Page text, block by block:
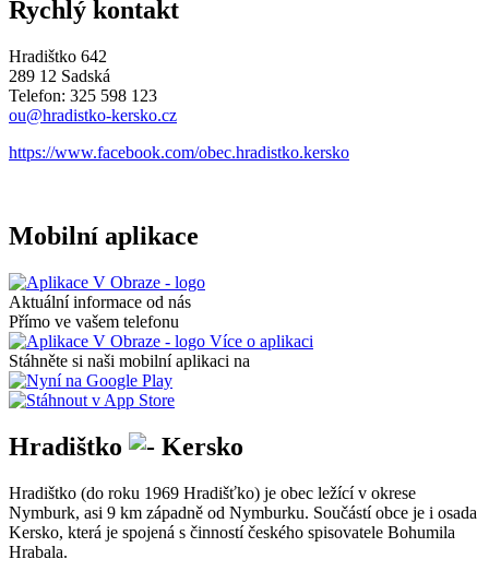
Rychlý kontakt
Hradištko 642
289 12 Sadská
Telefon: 325 598 123
ou@hradistko-kersko.cz
https://www.facebook.com/obec.hradistko.kersko
Mobilní aplikace
Aktuální informace od nás
Přímo ve vašem telefonu
Více o aplikaci
Stáhněte si naši mobilní aplikaci na
Hradištko Kersko
Hradištko (do roku 1969 Hradišťko) je obec ležící v okrese
Nymburk, asi 9 km západně od Nymburku. Součástí obce je i osada
Kersko, která je spojená s činností českého spisovatele Bohumila
Hrabala.